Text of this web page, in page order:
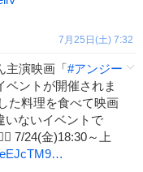
7月25日(土) 7:32
主演映画「#アンジー
ベントが開催されま
た料理を食べて映画
いないイベントで
7/24(金)18:30～上